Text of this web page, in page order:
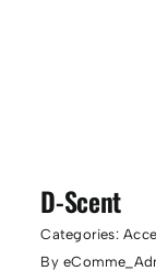
D-Scent
Categories:
By